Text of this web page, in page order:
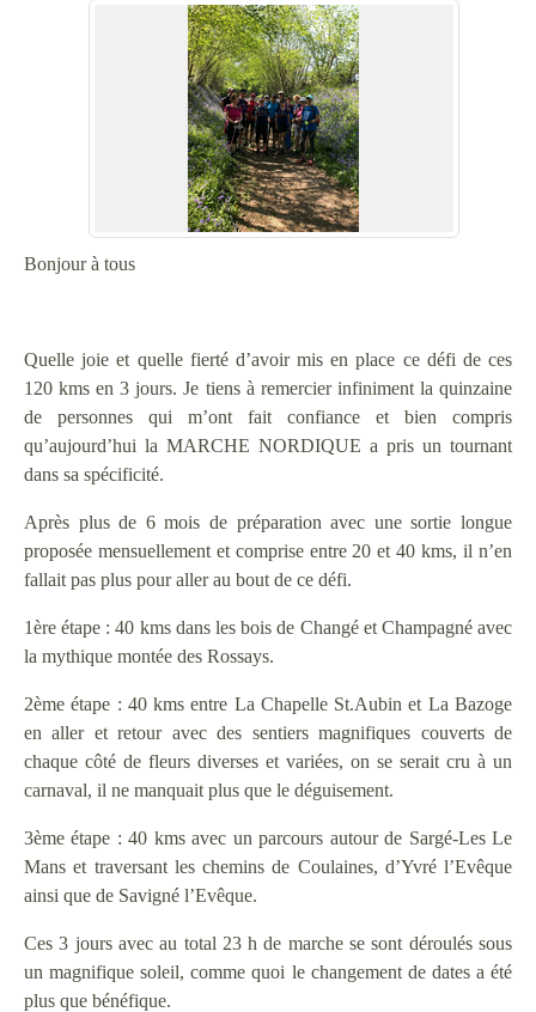
Bonjour à tous
Quelle joie et quelle fierté d’avoir mis en place ce défi de ces
120 kms en 3 jours. Je tiens à remercier infiniment la quinzaine
de personnes qui m’ont fait confiance et bien compris
qu’aujourd’hui la MARCHE NORDIQUE a pris un tournant
dans sa spécificité.
Après plus de 6 mois de préparation avec une sortie longue
proposée mensuellement et comprise entre 20 et 40 kms, il n’en
fallait pas plus pour aller au bout de ce défi.
1ère étape : 40 kms dans les bois de Changé et Champagné avec
la mythique montée des Rossays.
2ème étape : 40 kms entre La Chapelle St.Aubin et La Bazoge
en aller et retour avec des sentiers magnifiques couverts de
chaque côté de fleurs diverses et variées, on se serait cru à un
carnaval, il ne manquait plus que le déguisement.
3ème étape : 40 kms avec un parcours autour de Sargé-Les Le
Mans et traversant les chemins de Coulaines, d’Yvré l’Evêque
ainsi que de Savigné l’Evêque.
Ces 3 jours avec au total 23 h de marche se sont déroulés sous
un magnifique soleil, comme quoi le changement de dates a été
plus que bénéfique.